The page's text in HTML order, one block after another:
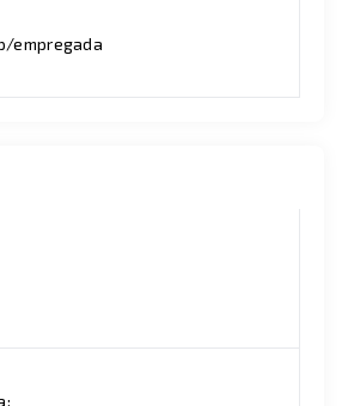
empregada